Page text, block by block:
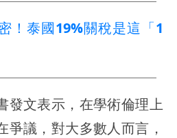
！泰國19%關稅是這「1
發文表示，在學術倫理上
爭議，對大多數人而言，